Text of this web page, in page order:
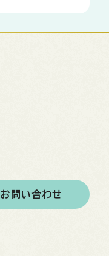
お問い合わせ